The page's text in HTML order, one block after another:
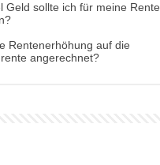
Geld sollte ich für meine Rente
Rentenerhöhung auf die
angerechnet?